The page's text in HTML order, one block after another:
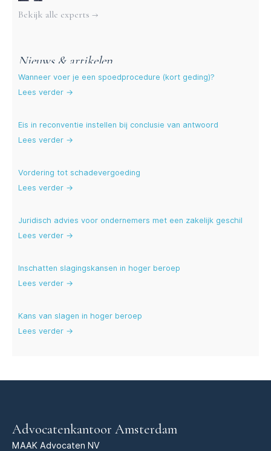
Bekijk alle experts →
Nieuws & artikelen
Wanneer voer je een spoedprocedure (kort geding)?
Lees verder →
Eis in reconventie instellen bij conclusie van antwoord
Lees verder →
Vordering tot schadevergoeding
Lees verder →
Juridisch advies voor ondernemers met een zakelijk geschil
Lees verder →
Inschatten slagingskansen in hoger beroep
Lees verder →
Kans van slagen in hoger beroep
Lees verder →
Advocatenkantoor Amsterdam
MAAK Advocaten NV